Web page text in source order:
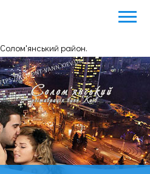
Солом'янський район.